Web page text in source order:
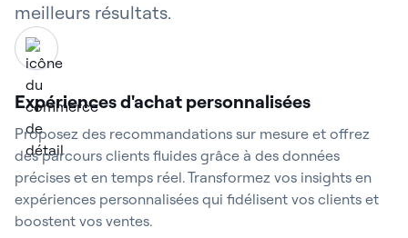
meilleurs résultats.
Expériences d'achat personnalisées
Proposez des recommandations sur mesure et offrez
des parcours clients fluides grâce à des données
précises et en temps réel. Transformez vos insights en
expériences personnalisées qui fidélisent vos clients et
boostent vos ventes.